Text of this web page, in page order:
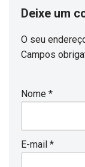
Deixe um
O seu
Campos
Nome *
E-mail *